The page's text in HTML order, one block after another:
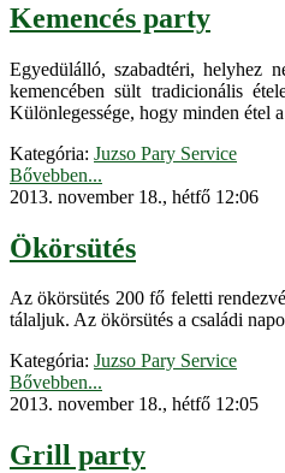
Kemencés party
Egyedülálló, szabadtéri, helyhez
kemencében sült tradicionális
Különlegessége, hogy minden étel
Kategória: Juzso Pary Service
Bővebben...
2013. november 18., hétfő 12:06
Ökörsütés
Az ökörsütés 200 fő feletti
tálaljuk. Az ökörsütés a családi
Kategória: Juzso Pary Service
Bővebben...
2013. november 18., hétfő 12:05
Grill party